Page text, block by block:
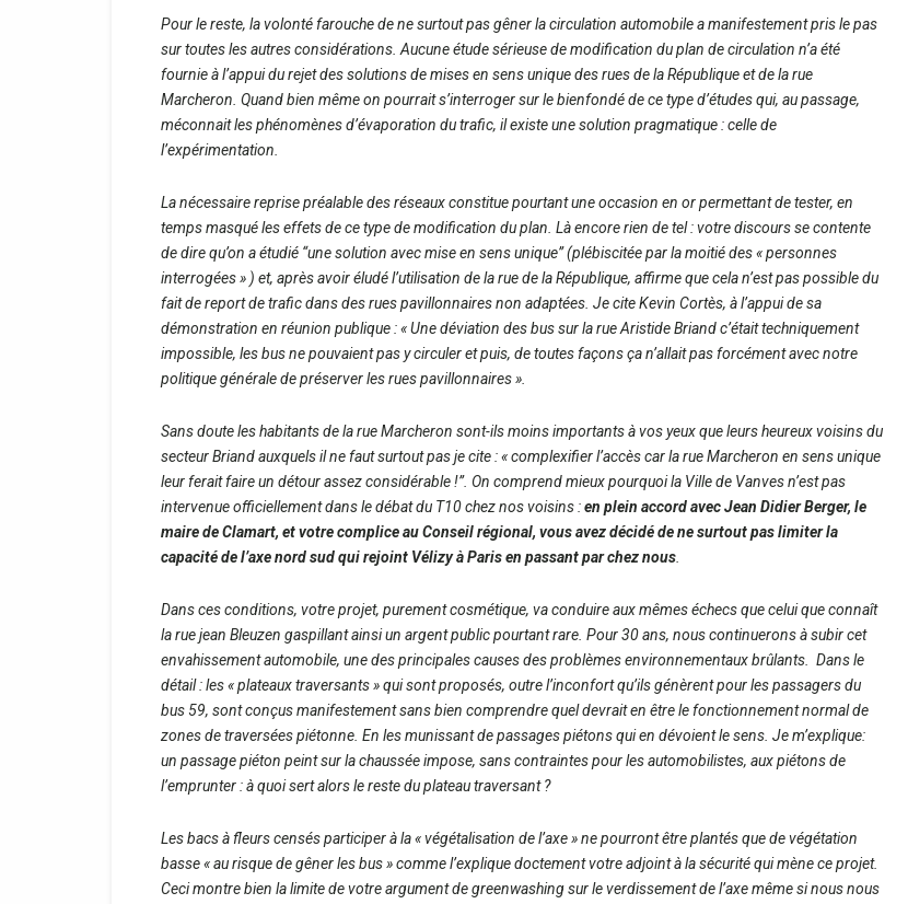
Pour le reste, la volonté farouche de ne surtout pas gêner la circulation automobile a manifestement pris le pas
sur toutes les autres considérations. Aucune étude sérieuse de modification du plan de circulation n’a été
fournie à l’appui du rejet des solutions de mises en sens unique des rues de la République et de la rue
Marcheron. Quand bien même on pourrait s’interroger sur le bienfondé de ce type d’études qui, au passage,
méconnait les phénomènes d’évaporation du trafic, il existe une solution pragmatique : celle de
l’expérimentation.
La nécessaire reprise préalable des réseaux constitue pourtant une occasion en or permettant de tester, en
temps masqué les effets de ce type de modification du plan. Là encore rien de tel : votre discours se contente
de dire qu’on a étudié “une solution avec mise en sens unique” (plébiscitée par la moitié des « personnes
interrogées » ) et, après avoir éludé l’utilisation de la rue de la République, affirme que cela n’est pas possible du
fait de report de trafic dans des rues pavillonnaires non adaptées. Je cite Kevin Cortès, à l’appui de sa
démonstration en réunion publique : « Une déviation des bus sur la rue Aristide Briand c’était techniquement
impossible, les bus ne pouvaient pas y circuler et puis, de toutes façons ça n’allait pas forcément avec notre
politique générale de préserver les rues pavillonnaires ».
Sans doute les habitants de la rue Marcheron sont-ils moins importants à vos yeux que leurs heureux voisins du
secteur Briand auxquels il ne faut surtout pas je cite : « complexifier l’accès car la rue Marcheron en sens unique
leur ferait faire un détour assez considérable !”. On comprend mieux pourquoi la Ville de Vanves n’est pas
intervenue officiellement dans le débat du T10 chez nos voisins :en plein accord avec Jean Didier Berger, le
maire de Clamart, et votre complice au Conseil régional, vous avez décidé de ne surtout pas limiter la
capacité de l’axe nord sud qui rejoint Vélizy à Paris en passant par chez nous
Dans ces conditions, votre projet, purement cosmétique, va conduire aux mêmes échecs que celui que connaît
la rue jean Bleuzen gaspillant ainsi un argent public pourtant rare. Pour 30 ans, nous continuerons à subir cet
envahissement automobile, une des principales causes des problèmes environnementaux brûlants. Dans le
détail : les « plateaux traversants » qui sont proposés, outre l’inconfort qu’ils génèrent pour les passagers du
bus 59, sont conçus manifestement sans bien comprendre quel devrait en être le fonctionnement normal de
zones de traversées piétonne. En les munissant de passages piétons qui en dévoient le sens. Je m’explique:
un passage piéton peint sur la chaussée impose, sans contraintes pour les automobilistes, aux piétons de
l’emprunter : à quoi sert alors le reste du plateau traversant ?
Les bacs à fleurs censés participer à la « végétalisation de l’axe » ne pourront être plantés que de végétation
basse « au risque de gêner les bus » comme l’explique doctement votre adjoint à la sécurité qui mène ce projet.
Ceci montre bien la limite de votre argument de greenwashing sur le verdissement de l’axe même si nous nous